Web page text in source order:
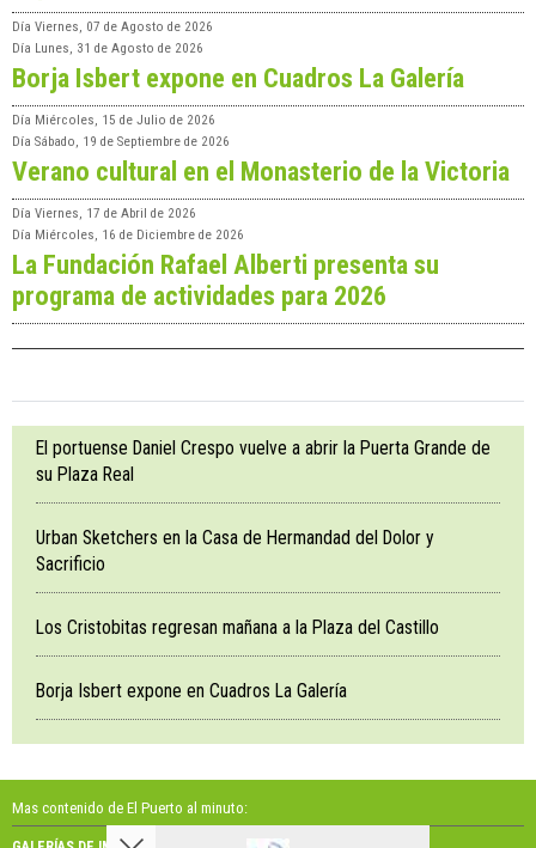
Día Viernes, 07 de Agosto de 2026
Día Lunes, 31 de Agosto de 2026
Borja Isbert expone en Cuadros La Galería
Día Miércoles, 15 de Julio de 2026
Día Sábado, 19 de Septiembre de 2026
Verano cultural en el Monasterio de la Victoria
Día Viernes, 17 de Abril de 2026
Día Miércoles, 16 de Diciembre de 2026
La Fundación Rafael Alberti presenta su
programa de actividades para 2026
El portuense Daniel Crespo vuelve a abrir la Puerta Grande de
su Plaza Real
Urban Sketchers en la Casa de Hermandad del Dolor y
Sacrificio
Los Cristobitas regresan mañana a la Plaza del Castillo
Borja Isbert expone en Cuadros La Galería
Mas contenido de El Puerto al minuto: